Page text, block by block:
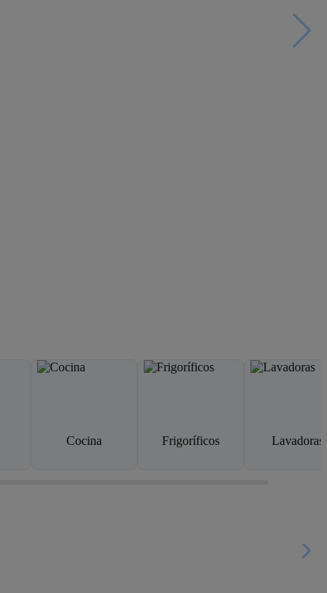
Cocina Frigoríficos Lavadoras